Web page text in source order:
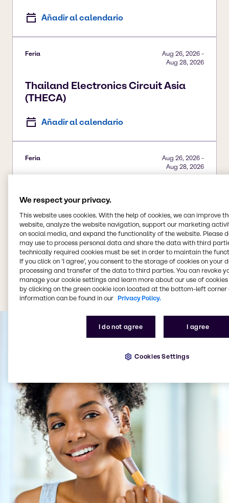
Añadir al calendario
Feria
Thailand Electronics Circuit Asia
(THECA)
Aug 26, 2026 -
Aug 28, 2026
Añadir al calendario
Feria Aug 26, 2026 -
Aug 28, 2026
Añadir al calendario
Ver todos los eventos
We respect your privacy.
This website uses cookies. With the help of cookies, we can improve
website, analyze the website navigation, support our marketing
on social media, and expand the functionality of the website. Please
may use to process personal data and share the data with third
technically required cookies must be set in order to maintain the
If you click on ’I agree’, you consent to the storage of cookies on your
processing and transfer of the data to third parties. You can revoke
manage your cookie settings and learn more about our use of cookies
by clicking on the green cookie icon located at the bottom-left corner
information can be found in our Privacy Policy.
I do not agree I agree
Cookies Settings